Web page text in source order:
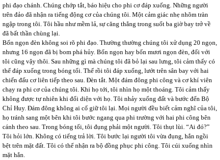
phi đạo chánh. Chúng chớp tắt, báo hiệu cho phi cơ đáp xuống. Những người
trên đảo đã nhận ra tiếng động cơ của chúng tôi. Một cảm giác nhẹ nhõm tràn
ngập trong tôi. Tôi hầu như mềm lả, sự căng thẳng trong suốt ba giờ bay trở về
đã bất thần chùng lại.
Bốn ngọn đèn không soi rõ phi đạo. Thường thường chúng tôi xử dụng 20 ngọn,
nhưng 16 ngọn đã bị bom phá hủy. Bốn ngọn hay bốn mươi ngọn đèn, đối với
tôi cũng vậy thôi. Sau những gì mà chúng tôi đã bỏ lại sau lưng, tôi cảm thấy có
thể đáp xuống trong bóng tối. Thế rồi tôi đáp xuống, lướt trên sân bay với hai
chiến đấu cơ liên tiếp theo sau. Đèn tắt. Một đám đông phi công và cơ khí viên
chạy ra phi cơ của chúng tôi. Khi họ tới, tôi nhìn họ một thoáng. Tôi cảm thấy
không được tự nhiên khi đối diện với họ. Tôi nhảy xuống đất và bước đến Bộ
Chỉ Huy. Đám đông không ai cố giữ tôi lại. Mọi người đều biết cảm nghĩ của tôi,
họ tránh sang một bên khi tôi bước ngang qua phi trường với hai phi công bên
cánh theo sau. Trong bóng tối, tôi đụng phải một người. Tôi thụt lùi. “Ai đó?”
Tôi hỏi lớn. Không có tiếng trả lời. Tôi bước lại người tôi vừa đụng, hắn ngồi
bệt trên mặt đất. Tôi có thể nhận ra bộ đồng phục phi công. Tôi cúi xuống nhìn
mặt hắn.